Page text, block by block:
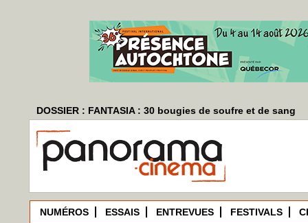
DOSSIER : FANTASIA : 30 bougies de soufre et de sang
NUMÉROS ESSAIS ENTREVUES FESTIVALS